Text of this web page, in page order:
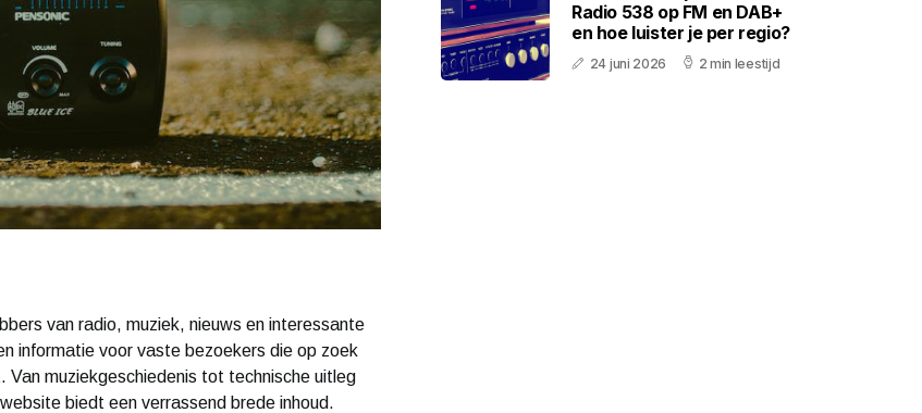
van radio, muziek, nieuws en interessante
informatie voor vaste bezoekers die op zoek
muziekgeschiedenis tot technische uitleg
biedt een verrassend brede inhoud.
Radio 538 op FM en DAB+
en hoe luister je per regio?
24 juni 2026 2 min leestijd